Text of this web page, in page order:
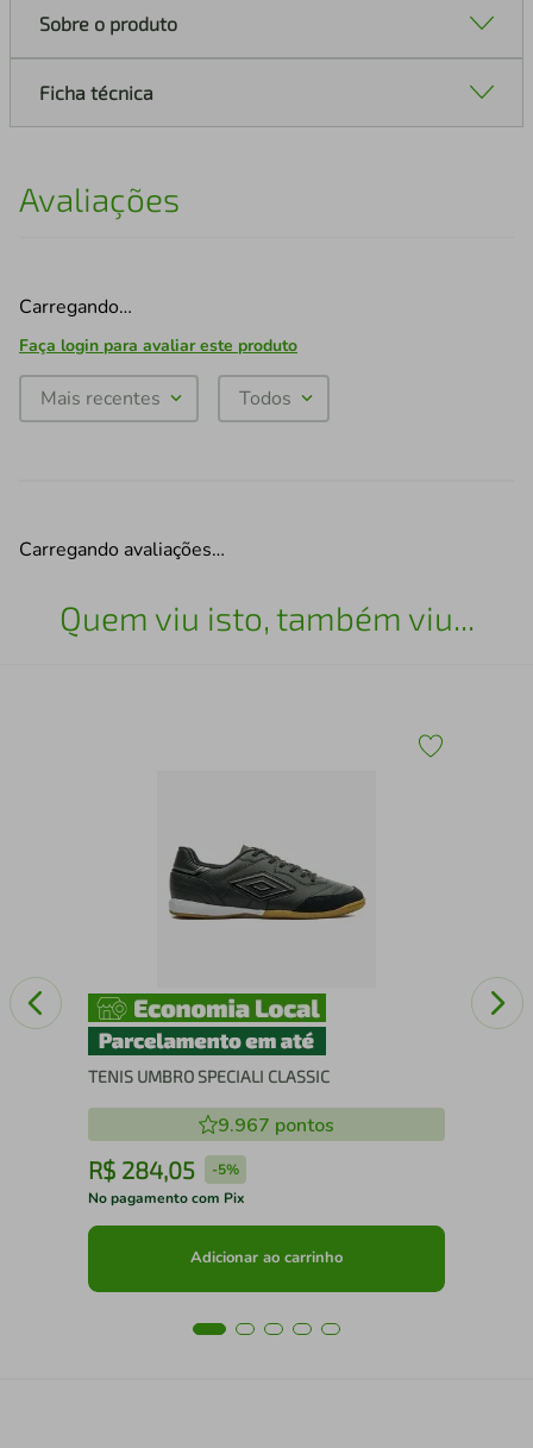
Sobre o produto
Ficha técnica
Avaliações
Carregando…
Faça login para avaliar este produto
Mais recentes Todos
Carregando avaliações…
Quem viu isto, também viu...
TENIS UMBRO SPECIALI CLASSIC
9.967 pontos
R$ 284,05 -5%
No pagamento com Pix
Adicionar ao carrinho